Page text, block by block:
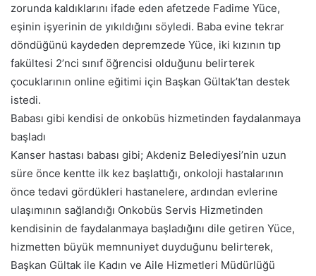
zorunda kaldıklarını ifade eden afetzede Fadime Yüce,
eşinin işyerinin de yıkıldığını söyledi. Baba evine tekrar
döndüğünü kaydeden depremzede Yüce, iki kızının tıp
fakültesi 2’nci sınıf öğrencisi olduğunu belirterek
çocuklarının online eğitimi için Başkan Gültak’tan destek
istedi.
Babası gibi kendisi de onkobüs hizmetinden faydalanmaya
başladı
Kanser hastası babası gibi; Akdeniz Belediyesi’nin uzun
süre önce kentte ilk kez başlattığı, onkoloji hastalarının
önce tedavi gördükleri hastanelere, ardından evlerine
ulaşımının sağlandığı Onkobüs Servis Hizmetinden
kendisinin de faydalanmaya başladığını dile getiren Yüce,
hizmetten büyük memnuniyet duyduğunu belirterek,
Başkan Gültak ile Kadın ve Aile Hizmetleri Müdürlüğü